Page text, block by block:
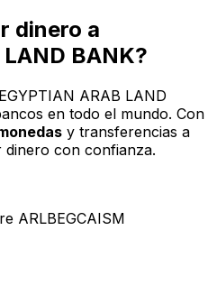
dinero a
LAND BANK?
ARAB LAND
en todo el mundo. Con
y transferencias a
dinero con confianza.
ARLBEGCAISM